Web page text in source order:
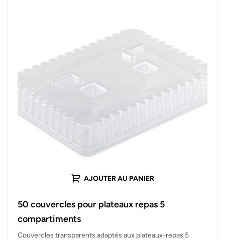
AJOUTER AU PANIER
50 couvercles pour plateaux repas 5
compartiments
Couvercles transparents adaptés aux plateaux-repas 5